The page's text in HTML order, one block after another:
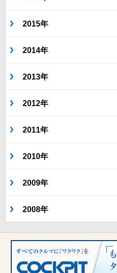
2015年
2014年
2013年
2012年
2011年
2010年
2009年
2008年